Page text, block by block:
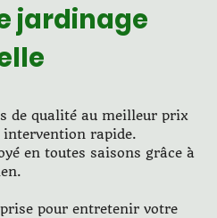
jardinage
de qualité au meilleur prix
rapide.
en toutes saisons grâce à
pour entretenir votre